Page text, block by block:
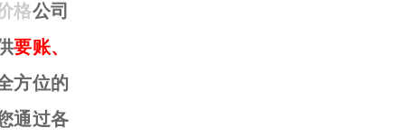
格公司
要账、
方位的
通过各